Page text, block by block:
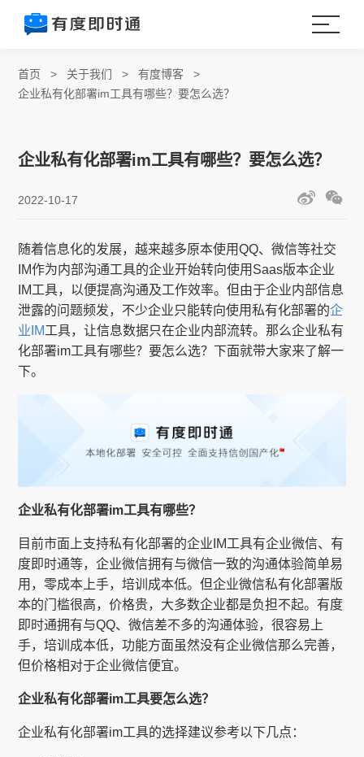
首页 > 关于我们 >有度博客 >
企业私有化部署im工具有哪些？要怎么选？
企业私有化部署im工具有哪些？要怎么选？
2022-10-17
随着信息化的发展，越来越多原本使用QQ、微信等社交
IM作为内部沟通工具的企业开始转向使用Saas版本企业
IM工具，以便提高沟通及工作效率。但由于企业内部信息
泄露的问题频发，不少企业只能转向使用私有化部署的企
业IM工具，让信息数据只在企业内部流转。那么企业私有
化部署im工具有哪些？要怎么选？下面就带大家来了解一
下。
企业私有化部署im工具有哪些？
目前市面上支持私有化部署的企业IM工具有企业微信、有
度即时通等，企业微信拥有与微信一致的沟通体验简单易
用，零成本上手，培训成本低。但企业微信私有化部署版
本的门槛很高，价格贵，大多数企业都是负担不起。有度
即时通拥有与QQ、微信差不多的沟通体验，很容易上
手，培训成本低，功能方面虽然没有企业微信那么完善，
但价格相对于企业微信便宜。
企业私有化部署im工具要怎么选？
企业私有化部署im工具的选择建议参考以下几点：